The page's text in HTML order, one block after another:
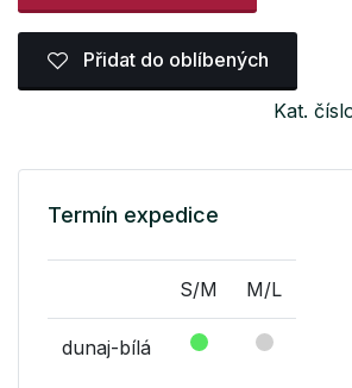
Přidat do oblíbených
Kat.
Termín expedice
S/M M/L
dunaj-bílá